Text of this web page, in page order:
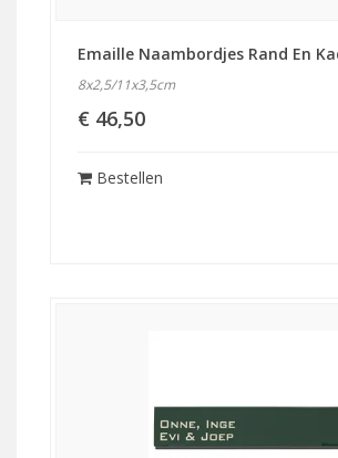
Emaille Naambordjes Rand En
8x2,5/11x3,5cm
€ 46,50
Bestellen